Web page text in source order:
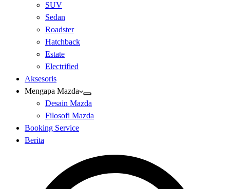
SUV
Sedan
Roadster
Hatchback
Estate
Electrified
Aksesoris
Mengapa Mazda
Desain Mazda
Filosofi Mazda
Booking Service
Berita